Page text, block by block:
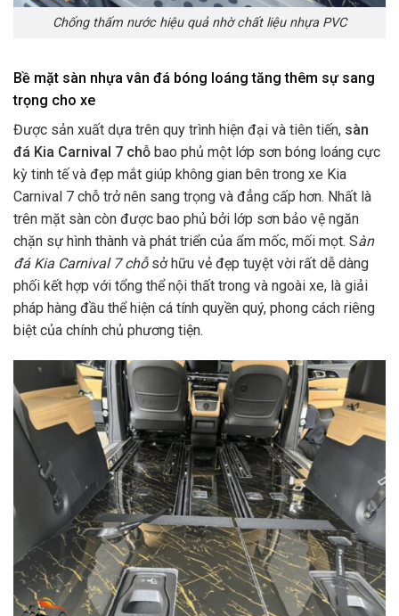
Chống thấm nước hiệu quả nhờ chất liệu nhựa PVC
Bề mặt sàn nhựa vân đá bóng loáng tăng thêm sự sang
trọng cho xe
Được sản xuất dựa trên quy trình hiện đại và tiên tiến, sàn
đá Kia Carnival 7 chỗ bao phủ một lớp sơn bóng loáng cực
kỳ tinh tế và đẹp mắt giúp không gian bên trong xe Kia
Carnival 7 chỗ trở nên sang trọng và đẳng cấp hơn. Nhất là
trên mặt sàn còn được bao phủ bởi lớp sơn bảo vệ ngăn
chặn sự hình thành và phát triển của ẩm mốc, mối mọt. Sàn
đá Kia Carnival 7 chỗ sở hữu vẻ đẹp tuyệt vời rất dễ dàng
phối kết hợp với tổng thể nội thất trong và ngoài xe, là giải
pháp hàng đầu thể hiện cá tính quyền quý, phong cách riêng
biệt của chính chủ phương tiện.